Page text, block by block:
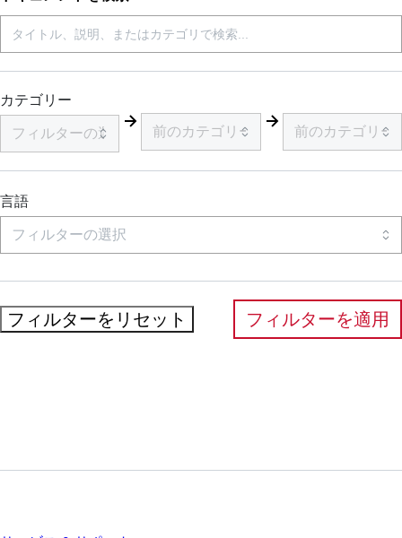
カテゴリー
言語
フィルターをリセット フィルターを適用